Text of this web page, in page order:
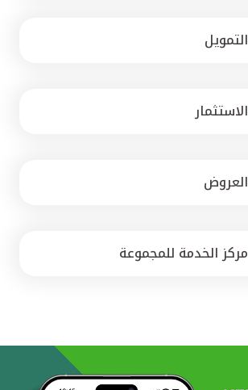
التمويل
الاستثمار
العروض
مركز الخدمة للمجموعة